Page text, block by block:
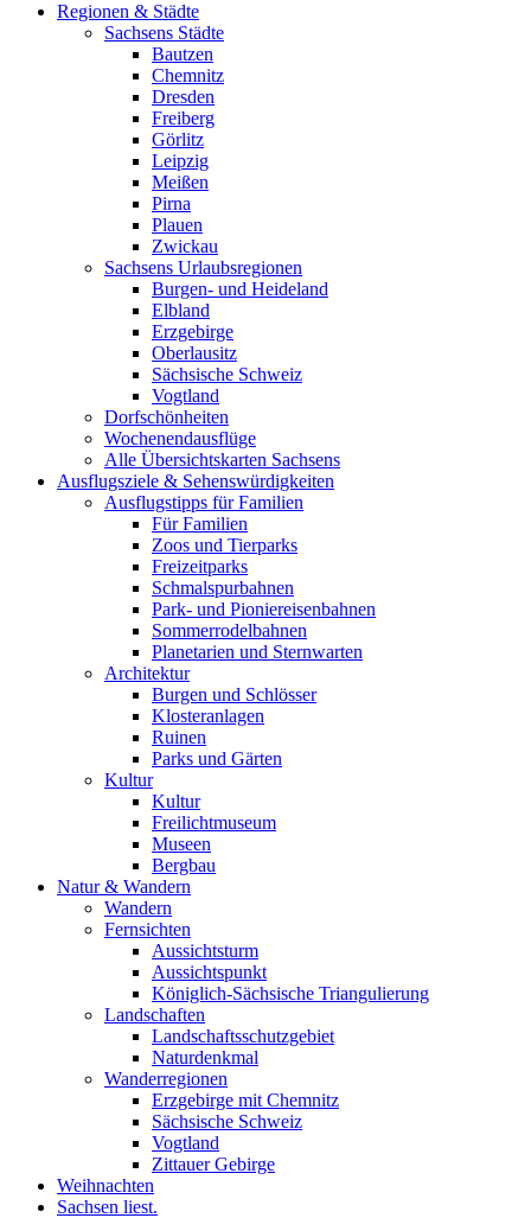
Regionen & Städte
Sachsens Städte
Bautzen
Chemnitz
Dresden
Freiberg
Görlitz
Leipzig
Meißen
Pirna
Plauen
Zwickau
Sachsens Urlaubsregionen
Burgen- und Heideland
Elbland
Erzgebirge
Oberlausitz
Sächsische Schweiz
Vogtland
Dorfschönheiten
Wochenendausflüge
Alle Übersichtskarten Sachsens
Ausflugsziele & Sehenswürdigkeiten
Ausflugstipps für Familien
Für Familien
Zoos und Tierparks
Freizeitparks
Schmalspurbahnen
Park- und Pioniereisenbahnen
Sommerrodelbahnen
Planetarien und Sternwarten
Architektur
Burgen und Schlösser
Klosteranlagen
Ruinen
Parks und Gärten
Kultur
Kultur
Freilichtmuseum
Museen
Bergbau
Natur & Wandern
Wandern
Fernsichten
Aussichtsturm
Aussichtspunkt
Königlich-Sächsische Triangulierung
Landschaften
Landschaftsschutzgebiet
Naturdenkmal
Wanderregionen
Erzgebirge mit Chemnitz
Sächsische Schweiz
Vogtland
Zittauer Gebirge
Weihnachten
Sachsen liest.